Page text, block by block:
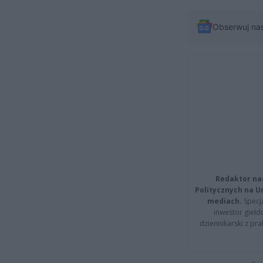
Obserwuj
Redaktor
Politycznych na
mediach.
inwestor
dziennikarski z